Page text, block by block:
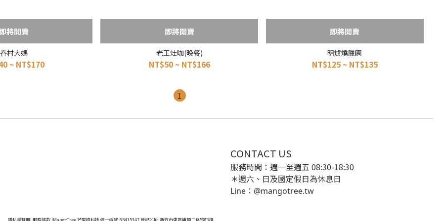
將開賣
眷村大媽
~ NT$170
即將開賣
老王灶咖(晚餐)
NT$50 ~ NT$166
即將開賣
明爐燒臘園
NT$125 ~ NT$135
1
CONTACT US
服務時間：週一至週五 08:30-18:30
＊週六、日及國定假日為休息日
Line：@mangotree.tw
隱私權聲明| 服務條款 |MangoTree 芒果樹科技 統一編號:85415347 登記地址:新竹市東區埔頂二路5號3樓